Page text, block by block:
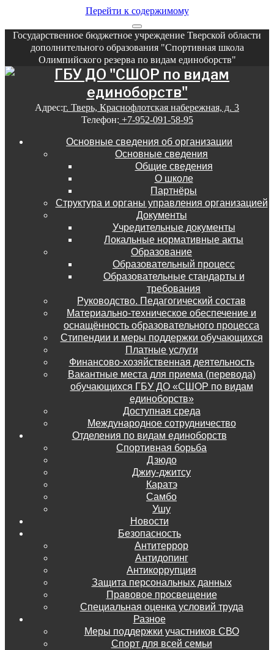
Перейти к содержимому
Государственное бюджетное учреждение Тверской области
дополнительного образования "Спортивная школа
Олимпийского резерва по видам единоборств"
Адрес:г. Тверь, Краснофлотская набережная, д. 3
Телефон: +7-952-091-58-95
Основные сведения об организации
Основные сведения
Общие сведения
О школе
Партнёры
Структура и органы управления организацией
Документы
Учредительные документы
Локальные нормативные акты
Образование
Образовательный процесс
Образовательные стандарты и
требования
Руководство. Педагогический состав
Материально-техническое обеспечение и
оснащённость образовательного процесса
Стипендии и меры поддержки обучающихся
Платные услуги
Финансово-хозяйственная деятельность
Вакантные места для приема (перевода)
обучающихся ГБУ ДО «СШОР по видам
единоборств»
Доступная среда
Международное сотрудничество
Отделения по видам единоборств
Спортивная борьба
Дзюдо
Джиу-джитсу
Каратэ
Самбо
Ушу
Новости
Безопасность
Антитеррор
Антидопинг
Антикоррупция
Защита персональных данных
Правовое просвещение
Специальная оценка условий труда
Разное
Меры поддержки участников СВО
Спорт для всей семьи